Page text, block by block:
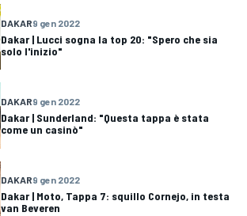
DAKAR9 gen 2022
Dakar | Lucci sogna la top 20: "Spero che sia
solo l'inizio"
DAKAR9 gen 2022
Dakar | Sunderland: "Questa tappa è stata
come un casinò"
DAKAR9 gen 2022
Dakar | Moto, Tappa 7: squillo Cornejo, in testa
van Beveren